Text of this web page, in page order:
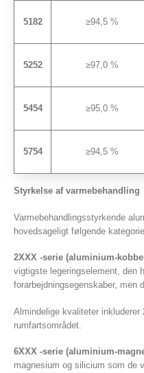
5182 ≥94,5 %
5252 ≥97,0 %
5454 ≥95,0 %
5754 ≥94,5 %
Styrkelse af varmebehandling
Varmebehandlingsstyrkende
hovedsageligt følgende
2XXX -serie (aluminium-
vigtigste legeringselement, den
forarbejdningsegenskaber, men
Almindelige kvaliteter inkluderer
rumfartsområdet.
6XXX -serie (aluminium-
magnesium og silicium som de